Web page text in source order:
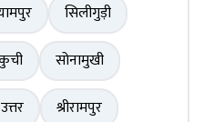
सिलीगुड़ी
सोनामुखी
श्रीरामपुर